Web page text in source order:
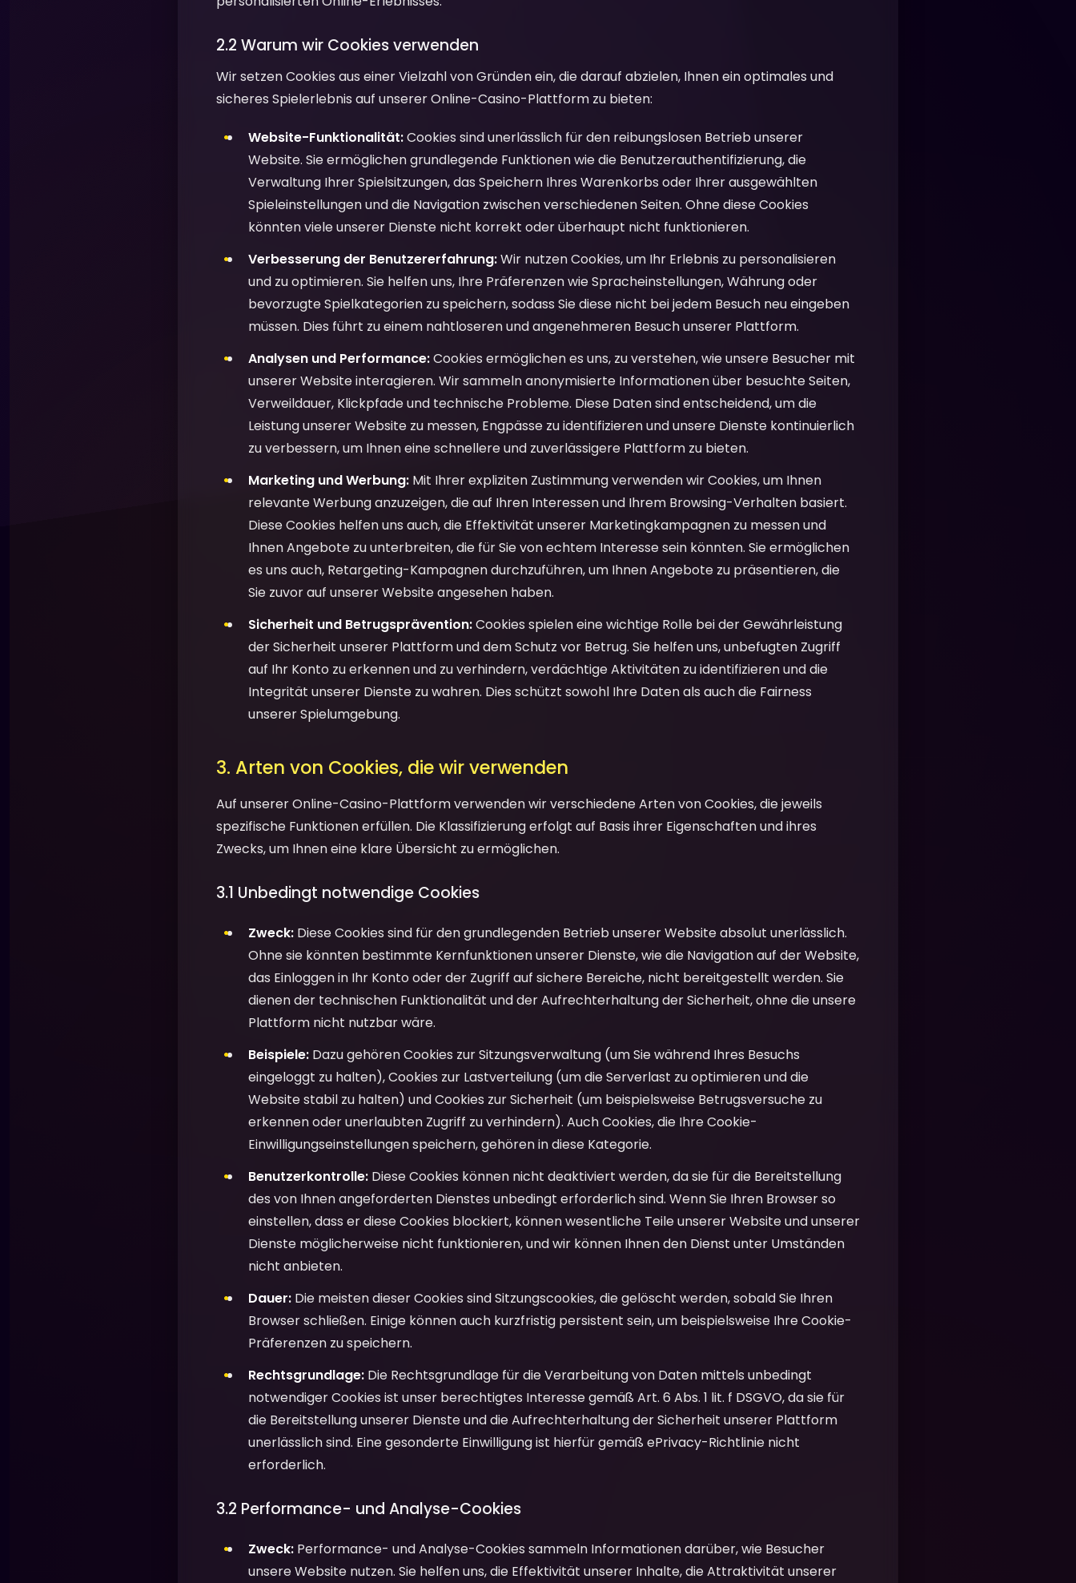
2.2 Warum wir Cookies verwenden
Wir setzen Cookies aus einer Vielzahl von Gründen ein, die darauf abzielen, Ihnen ein optimales und
sicheres Spielerlebnis auf unserer Online-Casino-Plattform zu bieten:
Website-Funktionalität:Cookies sind unerlässlich für den reibungslosen Betrieb unserer
Website. Sie ermöglichen grundlegende Funktionen wie die Benutzerauthentifizierung, die
Verwaltung Ihrer Spielsitzungen, das Speichern Ihres Warenkorbs oder Ihrer ausgewählten
Spieleinstellungen und die Navigation zwischen verschiedenen Seiten. Ohne diese Cookies
könnten viele unserer Dienste nicht korrekt oder überhaupt nicht funktionieren.
Verbesserung der Benutzererfahrung:Wir nutzen Cookies, um Ihr Erlebnis zu personalisieren
und zu optimieren. Sie helfen uns, Ihre Präferenzen wie Spracheinstellungen, Währung oder
bevorzugte Spielkategorien zu speichern, sodass Sie diese nicht bei jedem Besuch neu eingeben
müssen. Dies führt zu einem nahtloseren und angenehmeren Besuch unserer Plattform.
Analysen und Performance:Cookies ermöglichen es uns, zu verstehen, wie unsere Besucher mit
unserer Website interagieren. Wir sammeln anonymisierte Informationen über besuchte Seiten,
Verweildauer, Klickpfade und technische Probleme. Diese Daten sind entscheidend, um die
Leistung unserer Website zu messen, Engpässe zu identifizieren und unsere Dienste kontinuierlich
zu verbessern, um Ihnen eine schnellere und zuverlässigere Plattform zu bieten.
Marketing und Werbung: Mit Ihrer expliziten Zustimmung verwenden wir Cookies, um Ihnen
relevante Werbung anzuzeigen, die auf Ihren Interessen und Ihrem Browsing-Verhalten basiert.
Diese Cookies helfen uns auch, die Effektivität unserer Marketingkampagnen zu messen und
Ihnen Angebote zu unterbreiten, die für Sie von echtem Interesse sein könnten. Sie ermöglichen
es uns auch, Retargeting-Kampagnen durchzuführen, um Ihnen Angebote zu präsentieren, die
Sie zuvor auf unserer Website angesehen haben.
Sicherheit und Betrugsprävention:Cookies spielen eine wichtige Rolle bei der Gewährleistung
der Sicherheit unserer Plattform und dem Schutz vor Betrug. Sie helfen uns, unbefugten Zugriff
auf Ihr Konto zu erkennen und zu verhindern, verdächtige Aktivitäten zu identifizieren und die
Integrität unserer Dienste zu wahren. Dies schützt sowohl Ihre Daten als auch die Fairness
unserer Spielumgebung.
3. Arten von Cookies, die wir verwenden
Auf unserer Online-Casino-Plattform verwenden wir verschiedene Arten von Cookies, die jeweils
spezifische Funktionen erfüllen. Die Klassifizierung erfolgt auf Basis ihrer Eigenschaften und ihres
Zwecks, um Ihnen eine klare Übersicht zu ermöglichen.
3.1 Unbedingt notwendige Cookies
Zweck: Diese Cookies sind für den grundlegenden Betrieb unserer Website absolut unerlässlich.
Ohne sie könnten bestimmte Kernfunktionen unserer Dienste, wie die Navigation auf der Website,
das Einloggen in Ihr Konto oder der Zugriff auf sichere Bereiche, nicht bereitgestellt werden. Sie
dienen der technischen Funktionalität und der Aufrechterhaltung der Sicherheit, ohne die unsere
Plattform nicht nutzbar wäre.
Beispiele: Dazu gehören Cookies zur Sitzungsverwaltung (um Sie während Ihres Besuchs
eingeloggt zu halten), Cookies zur Lastverteilung (um die Serverlast zu optimieren und die
Website stabil zu halten) und Cookies zur Sicherheit (um beispielsweise Betrugsversuche zu
erkennen oder unerlaubten Zugriff zu verhindern). Auch Cookies, die Ihre Cookie-
Einwilligungseinstellungen speichern, gehören in diese Kategorie.
Benutzerkontrolle: Diese Cookies können nicht deaktiviert werden, da sie für die Bereitstellung
des von Ihnen angeforderten Dienstes unbedingt erforderlich sind. Wenn Sie Ihren Browser so
einstellen, dass er diese Cookies blockiert, können wesentliche Teile unserer Website und unserer
Dienste möglicherweise nicht funktionieren, und wir können Ihnen den Dienst unter Umständen
nicht anbieten.
Dauer: Die meisten dieser Cookies sind Sitzungscookies, die gelöscht werden, sobald Sie Ihren
Browser schließen. Einige können auch kurzfristig persistent sein, um beispielsweise Ihre Cookie-
Präferenzen zu speichern.
Rechtsgrundlage: Die Rechtsgrundlage für die Verarbeitung von Daten mittels unbedingt
notwendiger Cookies ist unser berechtigtes Interesse gemäß Art. 6 Abs. 1 lit. f DSGVO, da sie für
die Bereitstellung unserer Dienste und die Aufrechterhaltung der Sicherheit unserer Plattform
unerlässlich sind. Eine gesonderte Einwilligung ist hierfür gemäß ePrivacy-Richtlinie nicht
erforderlich.
3.2 Performance- und Analyse-Cookies
Zweck: Performance- und Analyse-Cookies sammeln Informationen darüber, wie Besucher
unsere Website nutzen. Sie helfen uns, die Effektivität unserer Inhalte, die Attraktivität unserer